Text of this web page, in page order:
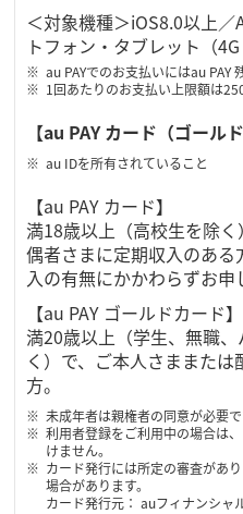
＜対象機種＞iOS8.0以上
トフォン・タブレット（4G
au PAYでのお支払いにはau PAY
1回あたりのお支払い上限額は
【au PAY カード（ゴール
au IDを所有されていること
【au PAY カード】
満18歳以上（高校生を除
偶者さまに定期収入のあ
入の有無にかかわらずお申
【au PAY ゴールドカード】
満20歳以上（学生、無職
く）で、ご本人さままた
方。
未成年者は親権者の同意が必要で
利用者登録をご利用中の場合は
けません。
カード発行には所定の審査があ
場合があります。
カード発行元： auフィナンシャ